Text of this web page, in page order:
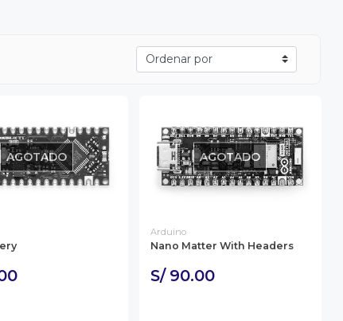
AGOTADO AGOTADO
Arduino
Nano Matter With Headers
S/ 90.00